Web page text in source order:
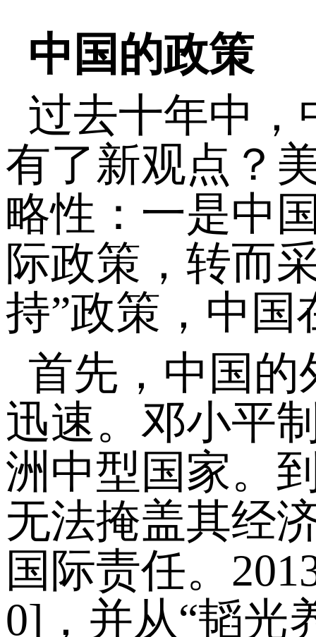
中国的政策
过去十年中，
有了新观点？
略性：一是中
际政策，转而
持”政策，中
首先，中国的
迅速。邓小平
洲中型国家。
无法掩盖其经
国际责任。
0]，并从“韬光